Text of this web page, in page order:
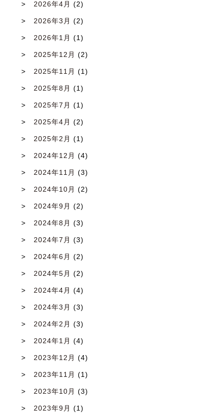
2026年4月 (2)
2026年3月 (2)
2026年1月 (1)
2025年12月 (2)
2025年11月 (1)
2025年8月 (1)
2025年7月 (1)
2025年4月 (2)
2025年2月 (1)
2024年12月 (4)
2024年11月 (3)
2024年10月 (2)
2024年9月 (2)
2024年8月 (3)
2024年7月 (3)
2024年6月 (2)
2024年5月 (2)
2024年4月 (4)
2024年3月 (3)
2024年2月 (3)
2024年1月 (4)
2023年12月 (4)
2023年11月 (1)
2023年10月 (3)
2023年9月 (1)